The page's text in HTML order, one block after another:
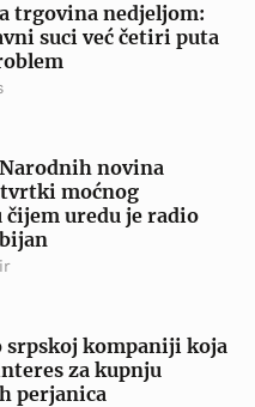
trgovina nedjeljom:
suci već četiri puta
novina
tvrtki moćnog
uredu je radio
srpskoj kompaniji koja
za kupnju
perjanica